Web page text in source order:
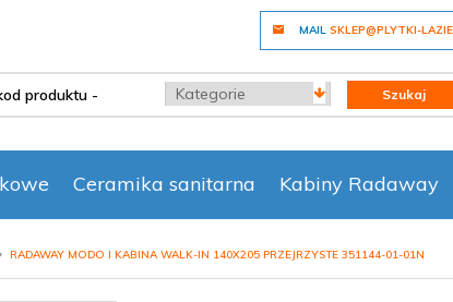
MAIL SKLEP@PLYTKI-
categories_searcher Szukaj
Ceramika sanitarna Kabiny Radaway
RADAWAY MODO I KABINA WALK-IN 140X205 PRZEJRZYSTE 351144-01-01N